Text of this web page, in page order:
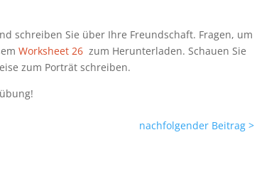
schreiben Sie über Ihre Freundschaft. Fragen, um
Worksheet 26 zum Herunterladen. Schauen Sie
zum Porträt schreiben.
nachfolgender Beitrag >